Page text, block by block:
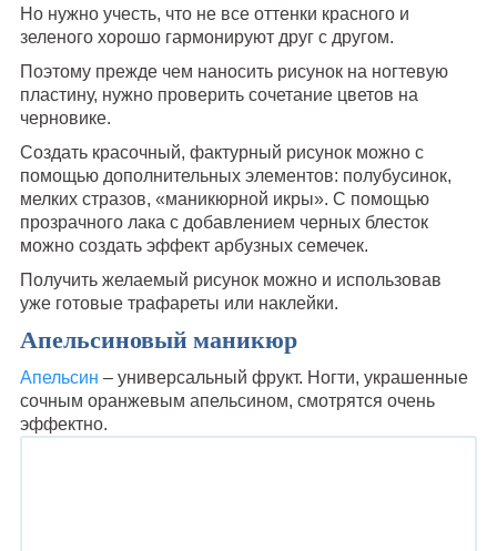
Но нужно учесть, что не все оттенки красного и
зеленого хорошо гармонируют друг с другом.
Поэтому прежде чем наносить рисунок на ногтевую
пластину, нужно проверить сочетание цветов на
черновике.
Создать красочный, фактурный рисунок можно с
помощью дополнительных элементов: полубусинок,
мелких стразов, «маникюрной икры». С помощью
прозрачного лака с добавлением черных блесток
можно создать эффект арбузных семечек.
Получить желаемый рисунок можно и использовав
уже готовые трафареты или наклейки.
Апельсиновый маникюр
Апельсин – универсальный фрукт. Ногти, украшенные
сочным оранжевым апельсином, смотрятся очень
эффектно.